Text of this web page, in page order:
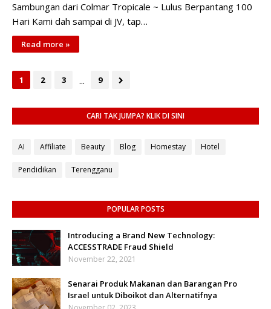
Sambungan dari Colmar Tropicale ~ Lulus Berpantang 100
Hari Kami dah sampai di JV, tap…
Read more »
1 2 3 ... 9
CARI TAK JUMPA? KLIK DI SINI
AI Affiliate Beauty Blog Homestay Hotel
Pendidikan Terengganu
POPULAR POSTS
Introducing a Brand New Technology:
ACCESSTRADE Fraud Shield
November 22, 2021
Senarai Produk Makanan dan Barangan Pro
Israel untuk Diboikot dan Alternatifnya